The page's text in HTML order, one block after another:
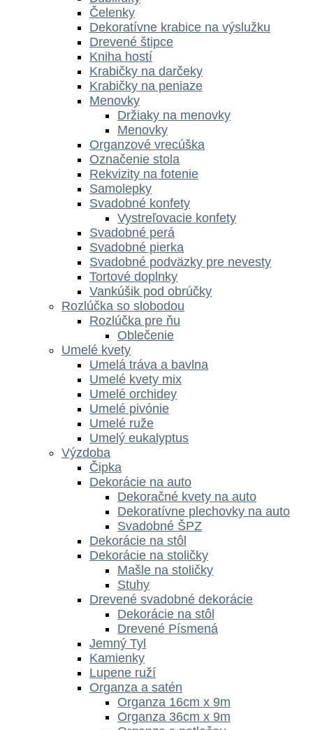
Čelenky
Dekoratívne krabice na výslužku
Drevené štipce
Kniha hostí
Krabičky na darčeky
Krabičky na peniaze
Menovky
Držiaky na menovky
Menovky
Organzové vrecúška
Označenie stola
Rekvizity na fotenie
Samolepky
Svadobné konfety
Vystreľovacie konfety
Svadobné perá
Svadobné pierka
Svadobné podväzky pre nevesty
Tortové doplnky
Vankúšik pod obrúčky
Rozlúčka so slobodou
Rozlúčka pre ňu
Oblečenie
Umelé kvety
Umelá tráva a bavlna
Umelé kvety mix
Umelé orchidey
Umelé pivónie
Umelé ruže
Umelý eukalyptus
Výzdoba
Čipka
Dekorácie na auto
Dekoračné kvety na auto
Dekoratívne plechovky na auto
Svadobné ŠPZ
Dekorácie na stôl
Dekorácie na stoličky
Mašle na stoličky
Stuhy
Drevené svadobné dekorácie
Dekorácie na stôl
Drevené Písmená
Jemný Tyl
Kamienky
Lupene ruží
Organza a satén
Organza 16cm x 9m
Organza 36cm x 9m